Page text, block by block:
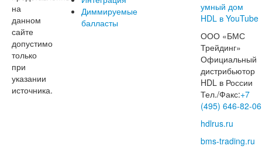
на
данном
сайте
допустимо
только
при
указании
источника.
Диммируемые
балласты
ООО «БМС
Трейдинг»
Официальный
дистрибьютор
HDL в России
Тел./Факс:+7
(495) 646-82-06
hdlrus.ru
bms-trading.ru